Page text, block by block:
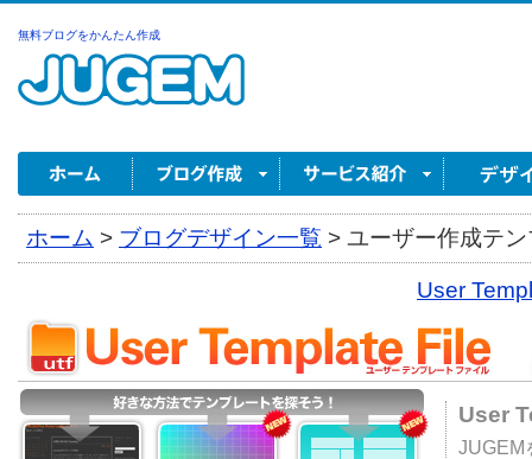
無料ブログをかんたん作成
ホーム > ブログデザイン一覧 > ユーザー作成テ
User
User
JUGEM